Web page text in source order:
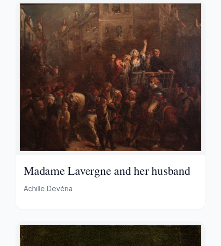
Madame Lavergne and her husband
Achille Devéria